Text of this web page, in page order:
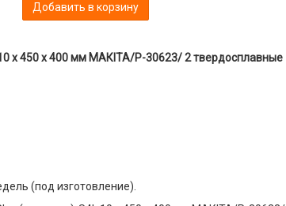
Добавить в корзину
х 450 х 400 мм МАКIТА/P-30623/ 2 твердосплавные
(под изготовление).